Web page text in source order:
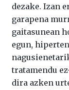
dezake. Izan
garapena
gaitasunean
egun,
tratamendu
dira azken